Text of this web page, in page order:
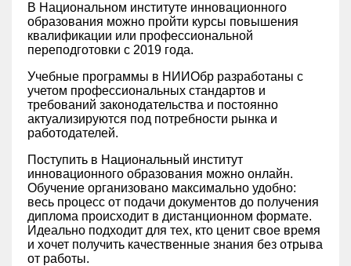
В Национальном институте инновационного
образования можно пройти курсы повышения
квалификации или профессиональной
переподготовки с 2019 года.
Учебные программы в НИИОбр разработаны с
учетом профессиональных стандартов и
требований законодательства и постоянно
актуализируются под потребности рынка и
работодателей.
Поступить в Национальный институт
инновационного образования можно онлайн.
Обучение организовано максимально удобно:
весь процесс от подачи документов до получения
диплома происходит в дистанционном формате.
Идеально подходит для тех, кто ценит свое время
и хочет получить качественные знания без отрыва
от работы.